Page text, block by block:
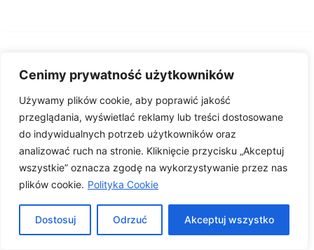
Cenimy prywatność użytkowników
Używamy plików cookie, aby poprawić jakość
przeglądania, wyświetlać reklamy lub treści dostosowane
do indywidualnych potrzeb użytkowników oraz
analizować ruch na stronie. Kliknięcie przycisku „Akceptuj
wszystkie” oznacza zgodę na wykorzystywanie przez nas
plików cookie. Polityka Cookie
Dostosuj Odrzuć Akceptuj wszystko